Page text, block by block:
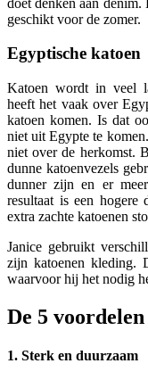
geschikt voor de zomer.
Egyptische katoen
Katoen wordt in veel
heeft het vaak over
katoen komen. Is dat
niet uit Egypte te
niet over de herkomst.
dunne katoenvezels
dunner zijn en er
resultaat is een hogere
extra zachte katoenen
Janice gebruikt
zijn katoenen kleding.
waarvoor hij het nodig
De 5
1. Sterk en duurzaam